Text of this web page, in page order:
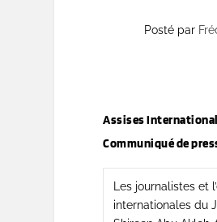
Posté par
Assises
Communiqué de
Les journalistes
internationales du